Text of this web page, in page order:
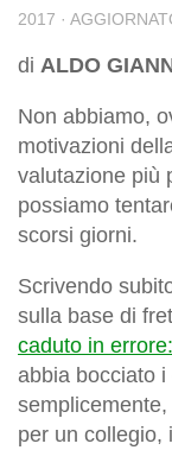
2017 ·
di ALDO
Non abbiamo,
motivazioni
valutazione più
possiamo
scorsi giorni.
Scrivendo
sulla base di
caduto in errore:
abbia bocciato
per un collegio,